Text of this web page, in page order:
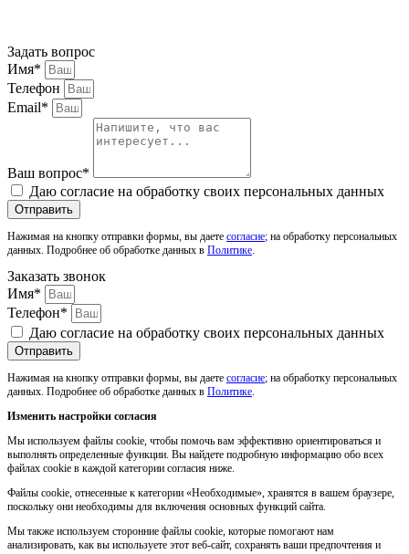
Задать вопрос
Имя*
Телефон
Email*
Ваш вопрос*
Даю согласие на обработку своих персональных данных
Отправить
Нажимая на кнопку отправки формы, вы даете согласие; на обработку персональных
данных. Подробнее об обработке данных в Политике.
Заказать звонок
Имя*
Телефон*
Даю согласие на обработку своих персональных данных
Отправить
Нажимая на кнопку отправки формы, вы даете согласие; на обработку персональных
данных. Подробнее об обработке данных в Политике.
Изменить настройки согласия
Мы используем файлы cookie, чтобы помочь вам эффективно ориентироваться и
выполнять определенные функции. Вы найдете подробную информацию обо всех
файлах cookie в каждой категории согласия ниже.
Файлы cookie, отнесенные к категории «Необходимые», хранятся в вашем браузере,
поскольку они необходимы для включения основных функций сайта.
Мы также используем сторонние файлы cookie, которые помогают нам
анализировать, как вы используете этот веб-сайт, сохранять ваши предпочтения и